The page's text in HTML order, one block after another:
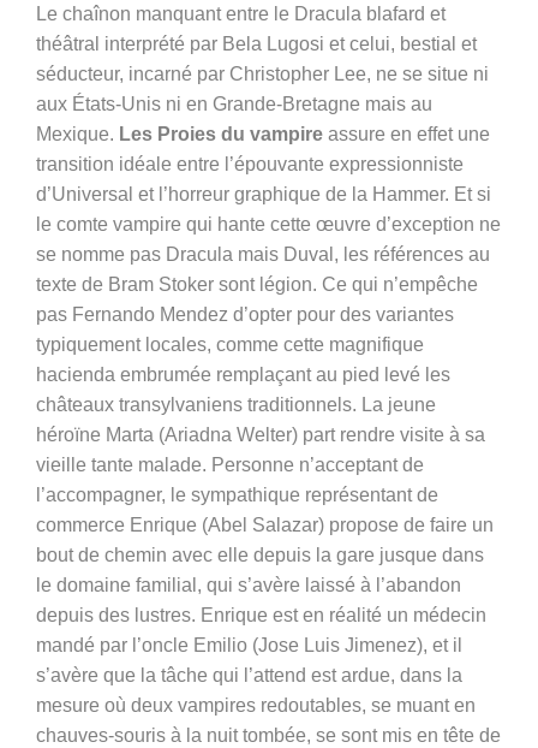
Le chaînon manquant entre le Dracula blafard et
théâtral interprété par Bela Lugosi et celui, bestial et
séducteur, incarné par Christopher Lee, ne se situe ni
aux États-Unis ni en Grande-Bretagne mais au
Mexique. Les Proies du vampire assure en effet une
transition idéale entre l’épouvante expressionniste
d’Universal et l’horreur graphique de la Hammer. Et si
le comte vampire qui hante cette œuvre d’exception ne
se nomme pas Dracula mais Duval, les références au
texte de Bram Stoker sont légion. Ce qui n’empêche
pas Fernando Mendez d’opter pour des variantes
typiquement locales, comme cette magnifique
hacienda embrumée remplaçant au pied levé les
châteaux transylvaniens traditionnels. La jeune
héroïne Marta (Ariadna Welter) part rendre visite à sa
vieille tante malade. Personne n’acceptant de
l’accompagner, le sympathique représentant de
commerce Enrique (Abel Salazar) propose de faire un
bout de chemin avec elle depuis la gare jusque dans
le domaine familial, qui s’avère laissé à l’abandon
depuis des lustres. Enrique est en réalité un médecin
mandé par l’oncle Emilio (Jose Luis Jimenez), et il
s’avère que la tâche qui l’attend est ardue, dans la
mesure où deux vampires redoutables, se muant en
chauves-souris à la nuit tombée, se sont mis en tête de